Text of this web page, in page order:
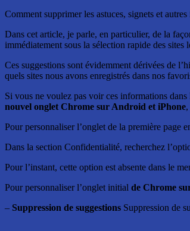
Comment supprimer les astuces, signets et
Dans cet article, je parle, en particulier, de la
immédiatement sous la sélection rapide des
Ces suggestions sont évidemment dérivées de
quels sites nous avons enregistrés dans nos
Si vous ne voulez pas voir ces informations
nouvel onglet Chrome sur Android et iPhone
Pour personnaliser l’onglet de la première page
Dans la section Confidentialité, recherchez
Pour l’instant, cette option est absente dans le
Pour personnaliser l’onglet initial de Chrome
– Suppression de suggestions Suppression de